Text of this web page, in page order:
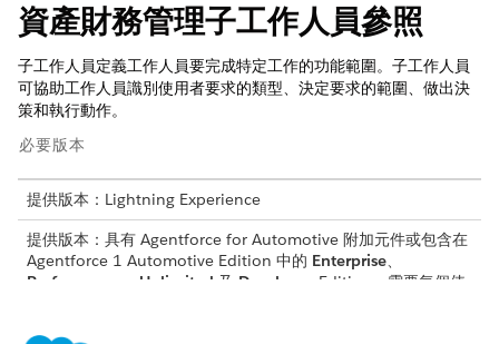
資產財務管理子工作人員參照
子工作人員定義工作人員要完成特定工作的功能範圍。子工作人員
可協助工作人員識別使用者要求的類型、決定要求的範圍、做出決
策和執行動作。
必要版本
提供版本：Lightning Experience
提供版本：具有 Agentforce for Automotive 附加元件或包含在
Agentforce 1 Automotive Edition 中的 Enterprise、
Performance
Unlimited 及 Developer
Edition。需要每個使